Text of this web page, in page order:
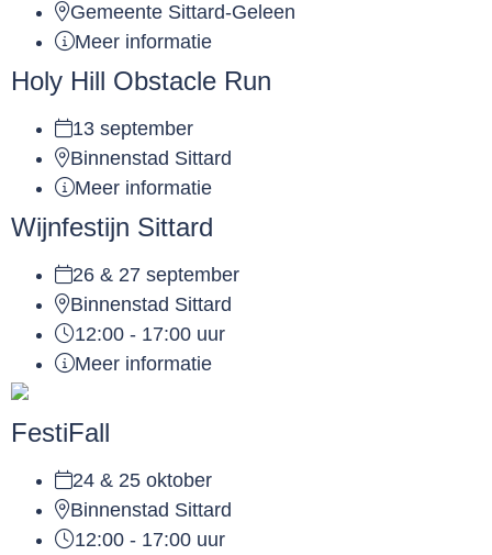
Gemeente Sittard-Geleen
Meer informatie
Holy Hill Obstacle Run
13 september
Binnenstad Sittard
Meer informatie
Wijnfestijn Sittard
26 & 27 september
Binnenstad Sittard
12:00 - 17:00 uur
Meer informatie
FestiFall
24 & 25 oktober
Binnenstad Sittard
12:00 - 17:00 uur